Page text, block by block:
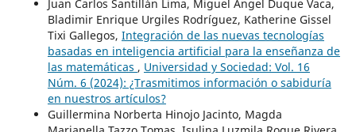
Juan Carlos Santillán Lima, Miguel Ángel Duque Vaca,
Bladimir Enrique Urgiles Rodríguez, Katherine Gissel
Tixi Gallegos, Integración de las nuevas tecnologías
basadas en inteligencia artificial para la enseñanza de
las matemáticas , Universidad y Sociedad: Vol. 16
Núm. 6 (2024): ¿Trasmitimos información o sabiduría
en nuestros artículos?
Guillermina Norberta Hinojo Jacinto, Magda